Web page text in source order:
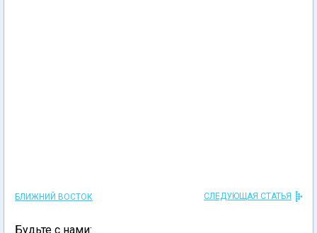
БЛИЖНИЙ ВОСТОК СЛЕДУЮЩАЯ СТАТЬЯ
Будьте с нами: